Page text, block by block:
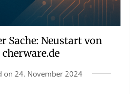
Sache: Neustart von
cherware.de
on 24. November 2024